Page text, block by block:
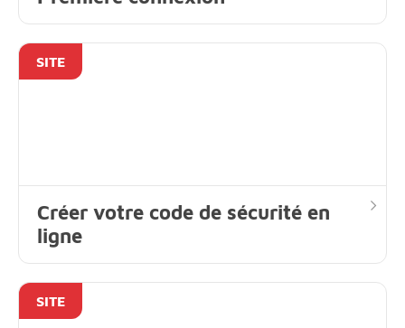
SITE
Créer votre code de sécurité en
ligne
SITE